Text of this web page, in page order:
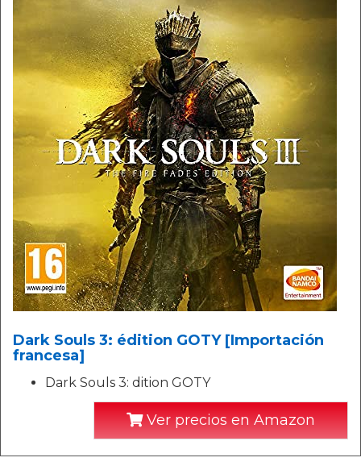
Dark Souls 3: édition GOTY [Importación
francesa]
Dark Souls 3: dition GOTY
Ver precios en Amazon